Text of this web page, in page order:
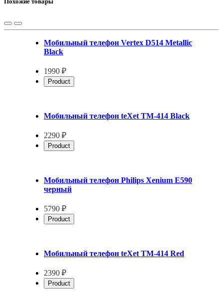
Мобильный телефон Vertex D514 Metallic
Black
1990 ₽
Product
Мобильный телефон teXet TM-414 Black
2290 ₽
Product
Мобильный телефон Philips Xenium E590
черный
5790 ₽
Product
Мобильный телефон teXet TM-414 Red
2390 ₽
Product